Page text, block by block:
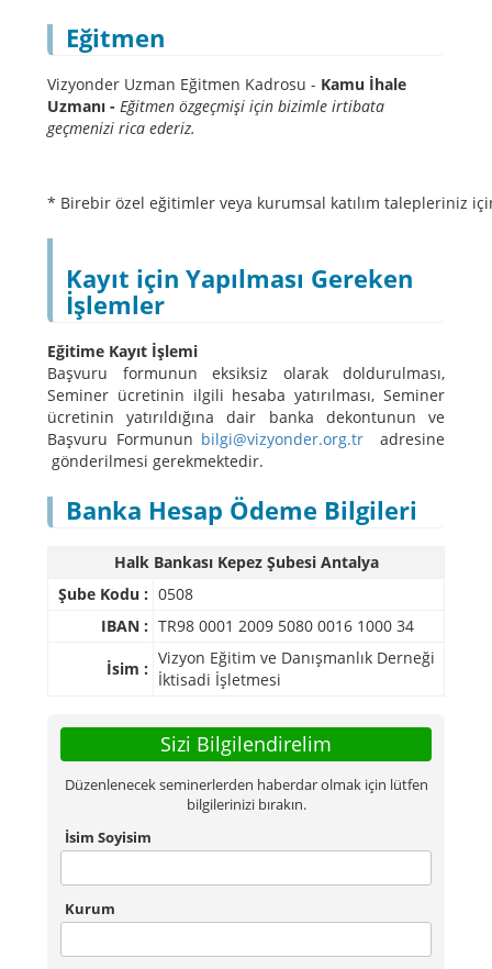
Eğitmen
Vizyonder Uzman Eğitmen Kadrosu - Kamu İhale
Uzmanı - Eğitmen özgeçmişi için bizimle irtibata
geçmenizi rica ederiz.
* Birebir özel eğitimler veya kurumsal katılım talepleriniz
Kayıt için Yapılması Gereken
İşlemler
Eğitime Kayıt İşlemi
Başvuru formunun eksiksiz olarak doldurulması,
Seminer ücretinin ilgili hesaba yatırılması, Seminer
ücretinin yatırıldığına dair banka dekontunun ve
Başvuru Formunun bilgi@vizyonder.org.tr adresine
gönderilmesi gerekmektedir.
Banka Hesap Ödeme Bilgileri
Halk Bankası Kepez Şubesi Antalya
Şube Kodu : 0508
IBAN : TR98 0001 2009 5080 0016 1000 34
İsim :
Vizyon Eğitim ve Danışmanlık Derneği
İktisadi İşletmesi
Sizi Bilgilendirelim
Düzenlenecek seminerlerden haberdar olmak için lütfen
bilgilerinizi bırakın.
İsim Soyisim
Kurum